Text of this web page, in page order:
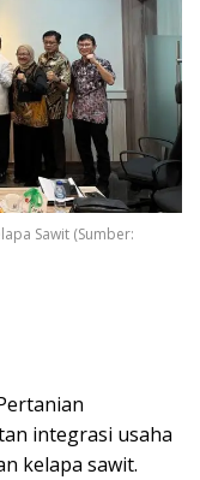
Sawit (Sumber:
integrasi usaha
kelapa sawit.